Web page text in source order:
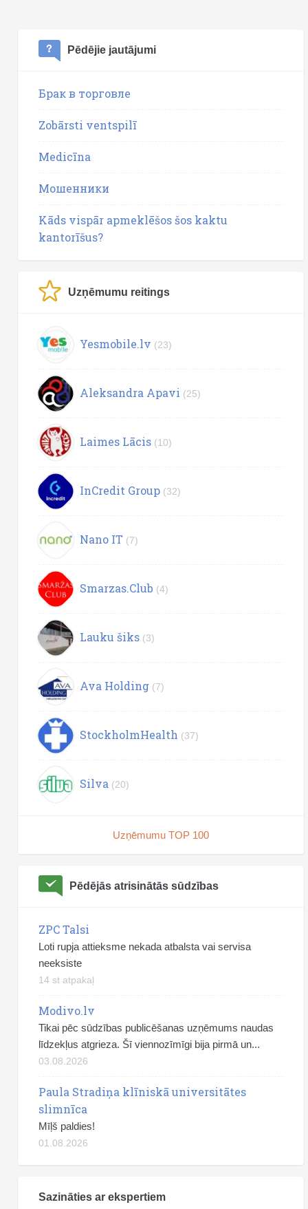
Pēdējie jautājumi
Брак в торговле
Zobārsti ventspilī
Medicīna
Мошенники
Kāds vispār apmeklēšos šos kaktu
kantorīšus?
Uzņēmumu reitings
Yesmobile.lv (23)
Aleksandra Apavi (25)
Laimes Lācis (10)
InCredit Group (32)
Nano IT (7)
Smarzas.Club (4)
Lauku šiks (3)
Ava Holding (7)
StockholmHealth (37)
Silva (20)
Uzņēmumu TOP 100
Pēdējās atrisinātās sūdzības
ZPC Talsi
Loti rupja attieksme nekada atbalsta vai servisa
neeksiste
14 st atpakaļ
Modivo.lv
Tikai pēc sūdzības publicēšanas uzņēmums naudas
līdzekļus atgrieza. Šī viennozīmīgi bija pirmā un...
03.08.2026
Paula Stradiņa klīniskā universitātes
slimnīca
Mīļš paldies!
01.08.2026
Sazināties ar ekspertiem